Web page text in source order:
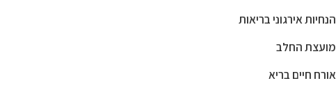
הנחיות אירגוני בריאות
מועצת החלב
אורח חיים בריא